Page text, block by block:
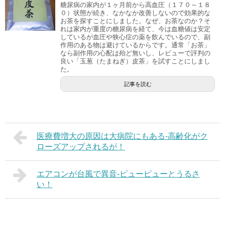
糖尿病の家内が１ヶ月前から高血圧（１７０～１８
０）状態が続き、なかなか改善しないので効果的な
お茶を探すことにしました。なぜ、お茶なのか？そ
れは家内が重度の糖尿病を経て、今は血糖値は安定
しているが血圧や狭心症の薬を飲んでいるので、副
作用のある物は避けているからです。通常「お茶」
なら副作用の心配は殆ど無いし、レビューで評判の
良い「玉葱（たまねぎ）皮茶」を試すことにしまし
た。
記事を読む
医療費増大の原因は大病院にもある-高齢化がク
ローズアップされるが！
エアコンが台風で異音-ピューピューとうるさ
い！